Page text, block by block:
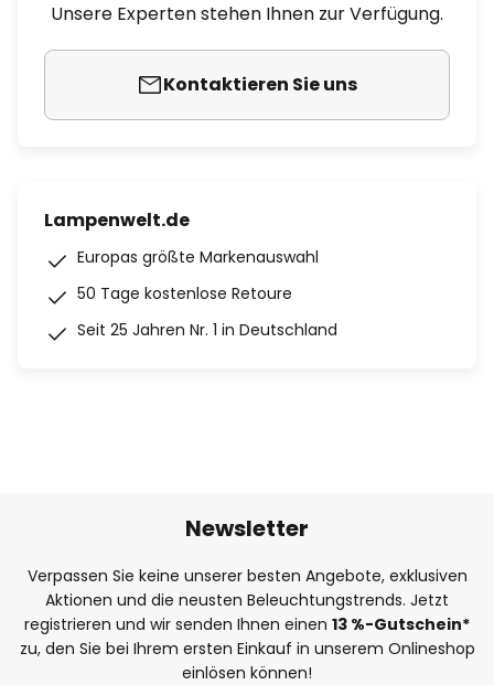
Unsere Experten stehen Ihnen zur Verfügung.
Kontaktieren Sie uns
Lampenwelt.de
Europas größte Markenauswahl
50 Tage kostenlose Retoure
Seit 25 Jahren Nr. 1 in Deutschland
Newsletter
Verpassen Sie keine unserer besten Angebote, exklusiven
Aktionen und die neusten Beleuchtungstrends. Jetzt
registrieren und wir senden Ihnen einen 13 %-Gutschein*
zu, den Sie bei Ihrem ersten Einkauf in unserem Onlineshop
einlösen können!